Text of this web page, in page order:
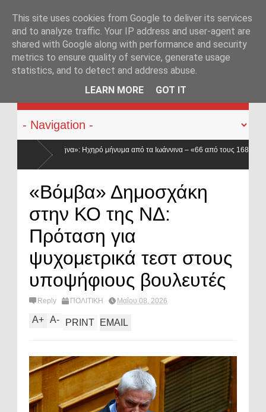
KATEHACKER
από τα Ιωάννινα – «66 από τους 168 πεσόντες αστυνομικούς υπηρετούσαν
«Βόμβα» Δημοσχάκη
στην ΚΟ της ΝΔ:
Πρόταση για
ψυχομετρικά τεστ στους
υποψήφιους βουλευτές
Reply ΠΟΛΙΤΙΚΗ Μαΐου 08, 2026
A+ A- PRINT EMAIL
This site uses cookies from Google to deliver its services
and to analyze traffic. Your IP address and user-agent are
shared with Google along with performance and security
metrics to ensure quality of service, generate usage
statistics, and to detect and address abuse.
LEARN MORE
GOT IT